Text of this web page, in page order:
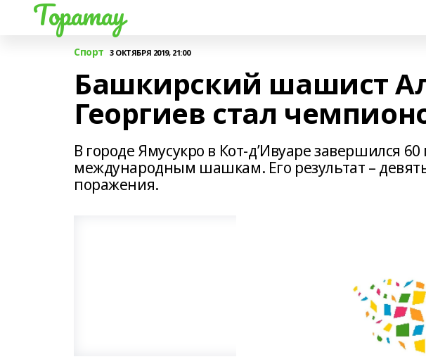
Торатау
Спорт 3 ОКТЯБРЯ 2019, 21:00
Башкирский шашист
Георгиев стал
В городе Ямусукро в Кот-д’Ивуаре завершился
международным шашкам. Его результат –
поражения.